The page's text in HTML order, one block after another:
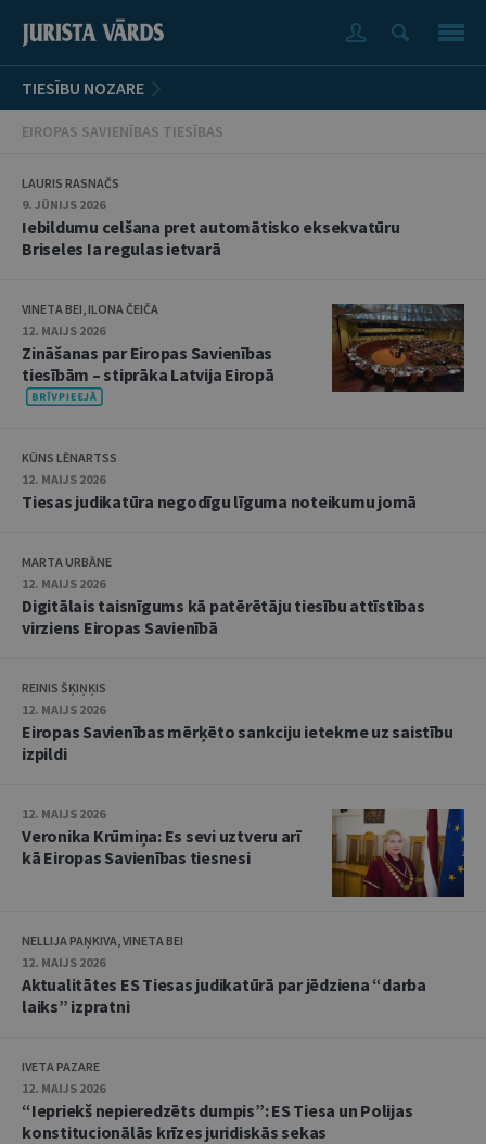
TIESĪBU NOZARE
EIROPAS SAVIENĪBAS TIESĪBAS
LAURIS RASNAČS
9. JŪNIJS 2026
Iebildumu celšana pret automātisko eksekvatūru
Briseles Ia regulas ietvarā
VINETA BEI, ILONA ČEIČA
12. MAIJS 2026
Zināšanas par Eiropas Savienības
tiesībām – stiprāka Latvija Eiropā
KŪNS LĒNARTSS
12. MAIJS 2026
Tiesas judikatūra negodīgu līguma noteikumu jomā
MARTA URBĀNE
12. MAIJS 2026
Digitālais taisnīgums kā patērētāju tiesību attīstības
virziens Eiropas Savienībā
REINIS ŠĶIŅĶIS
12. MAIJS 2026
Eiropas Savienības mērķēto sankciju ietekme uz saistību
izpildi
12. MAIJS 2026
Veronika Krūmiņa: Es sevi uztveru arī
kā Eiropas Savienības tiesnesi
NELLIJA PAŅKIVA, VINETA BEI
12. MAIJS 2026
Aktualitātes ES Tiesas judikatūrā par jēdziena “darba
laiks” izpratni
IVETA PAZARE
12. MAIJS 2026
“Iepriekš nepieredzēts dumpis”: ES Tiesa un Polijas
konstitucionālās krīzes juridiskās sekas